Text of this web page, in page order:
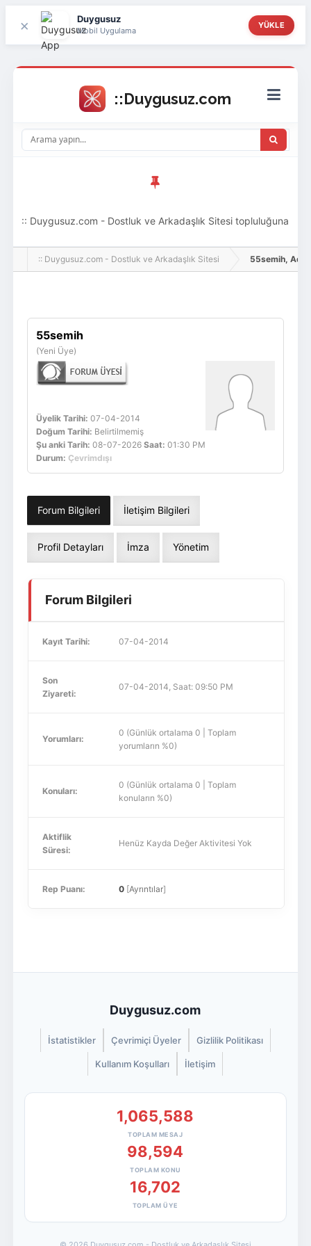
× Duygusuz
Mobil Uygulama
YÜKLE
:: Duygusuz.com - Dostluk ve Arkadaşlık Sitesi topluluğuna
hoş geldin ziyaretçi! Aramıza katılmak istersen kayıt
:: Duygusuz.com - Dostluk ve Arkadaşlık Sitesi 55semih, Adlı
55semih
(Yeni Üye)
Üyelik Tarihi: 07-04-2014
Doğum Tarihi: Belirtilmemiş
Şu anki Tarih: 08-07-2026 Saat: 01:30 PM
Durum: Çevrimdışı
Forum Bilgileri İletişim Bilgileri
Profil Detayları İmza Yönetim
Forum Bilgileri
Kayıt Tarihi: 07-04-2014
Son
Ziyareti:
07-04-2014, Saat: 09:50 PM
Yorumları:
0 (Günlük ortalama 0 | Toplam
yorumların %0)
Konuları:
0 (Günlük ortalama 0 | Toplam
konuların %0)
Aktiflik
Süresi:
Henüz Kayda Değer Aktivitesi Yok
Rep Puanı: 0[Ayrıntılar]
Duygusuz.com
İstatistikler Çevrimiçi Üyeler Gizlilik Politikası
Kullanım Koşulları İletişim
1,065,588
TOPLAM MESAJ
98,594
TOPLAM KONU
16,702
TOPLAM ÜYE